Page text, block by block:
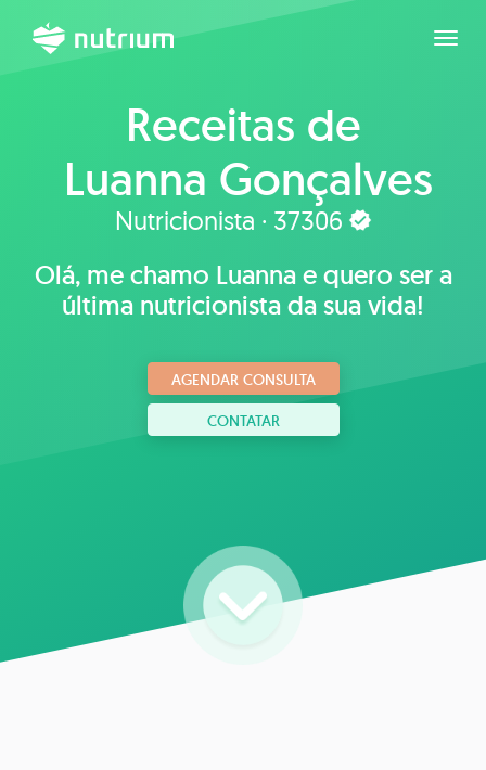
Receitas de
Luanna Gonçalves
Nutricionista · 37306
Olá, me chamo Luanna e quero ser a
última nutricionista da sua vida!
AGENDAR CONSULTA
CONTATAR